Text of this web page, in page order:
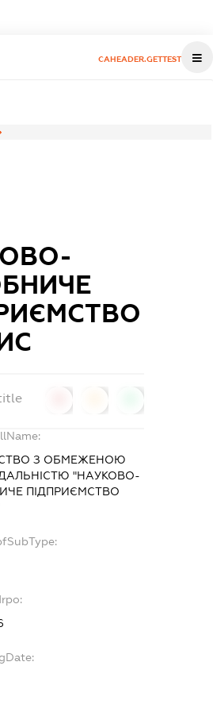
CAHEADER.GETTEST
З ОБМЕЖЕНОЮ
"НАУКОВО-
ПІДПРИЄМСТВО